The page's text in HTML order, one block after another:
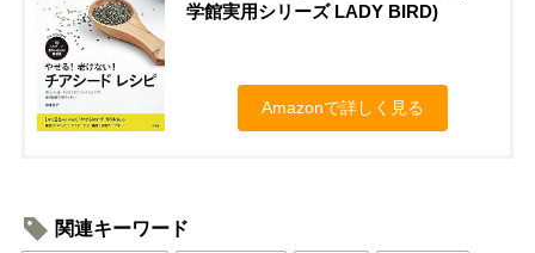
学館実用シリーズ LADY BIRD)
Amazonで詳しく見る
関連キーワード